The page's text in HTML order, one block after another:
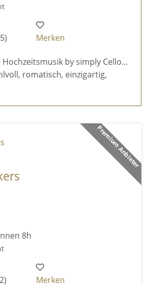
Merken
by simply Cello...
romatisch, einzigartig,
Premium Anbieter
8h
Merken